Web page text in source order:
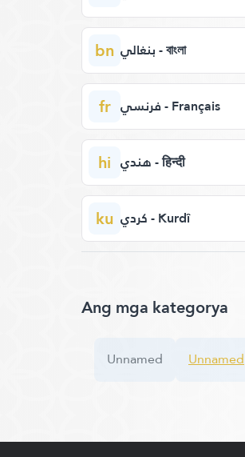
bn بنغالي - বাংলা
fr فرنسي - Français
hi هندي - हिन्दी
ku كردي - Kurdî
Ang mga kategorya
Unnamed Unnamed